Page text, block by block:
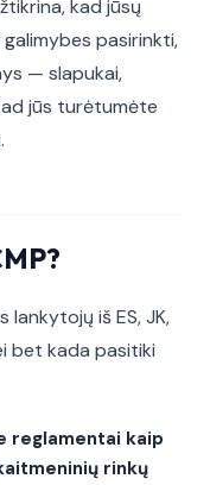
kad jūsų
pasirinkti,
— slapukai,
jūs turėtumėte
iš ES, JK,
bet kada pasitiki
reglamentai kaip
rinkų